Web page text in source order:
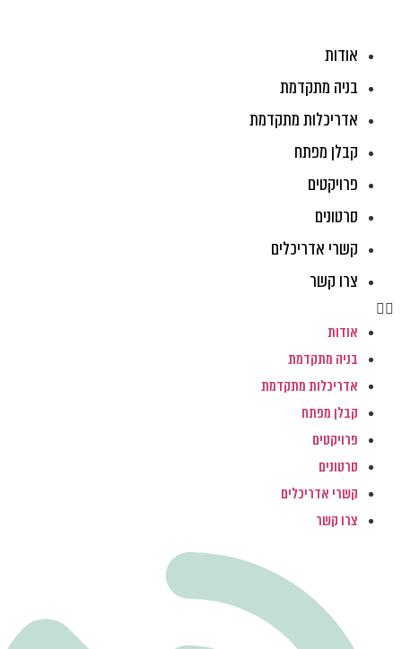
אודות
בניה מתקדמת
אדריכלות מתקדמת
קבלן מפתח
פרויקטים
סרטונים
קשרי אדריכלים
צרו קשר
אודות
בניה מתקדמת
אדריכלות מתקדמת
קבלן מפתח
פרויקטים
סרטונים
קשרי אדריכלים
צרו קשר